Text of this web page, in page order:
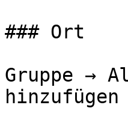
### Ort
Gruppe →